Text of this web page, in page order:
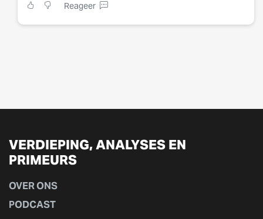
Reageer
VERDIEPING, ANALYSES EN
PRIMEURS
OVER ONS
PODCAST